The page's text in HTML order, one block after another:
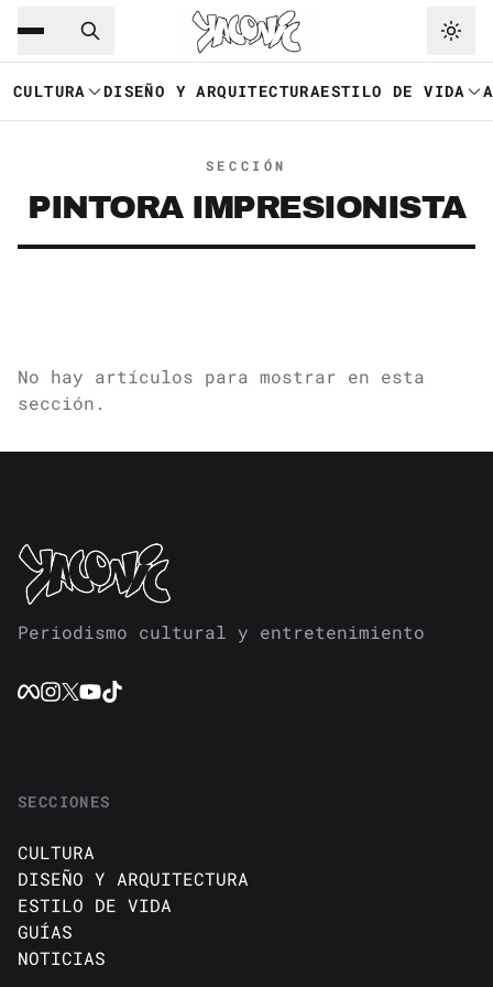
Saltar al contenido principal
CULTURA DISEÑO Y ARQUITECTURAESTILO DE VIDA
SECCIÓN
PINTORA IMPRESIONISTA
No hay artículos para mostrar en esta
sección.
Periodismo cultural y entretenimiento
SECCIONES
CULTURA
DISEÑO Y ARQUITECTURA
ESTILO DE VIDA
GUÍAS
NOTICIAS